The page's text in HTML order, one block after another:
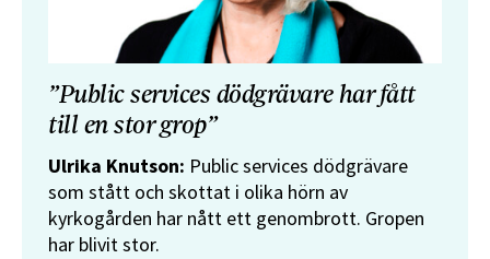
”Public services dödgrävare har fått
till en stor grop”
Ulrika Knutson: Public services dödgrävare
som stått och skottat i olika hörn av
kyrkogården har nått ett genombrott. Gropen
har blivit stor.